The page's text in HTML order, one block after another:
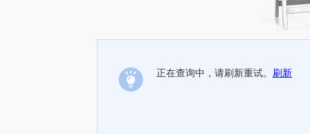
正在查询中，请刷新重试。 刷新